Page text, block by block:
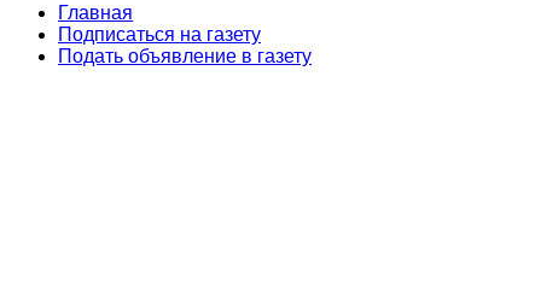
Главная
Подписаться на газету
Подать объявление в газету